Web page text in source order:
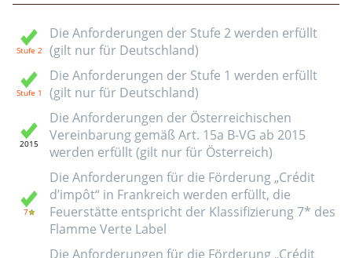
Die Anforderungen der Stufe 2 werden erfüllt
(gilt nur für Deutschland)
Die Anforderungen der Stufe 1 werden erfüllt
(gilt nur für Deutschland)
Die Anforderungen der Österreichischen
Vereinbarung gemäß Art. 15a B-VG ab 2015
werden erfüllt (gilt nur für Österreich)
Die Anforderungen für die Förderung „Crédit
d’impôt“ in Frankreich werden erfüllt, die
Feuerstätte entspricht der Klassifizierung 7* des
Flamme Verte Label
Die Anforderungen für die Förderung „Crédit